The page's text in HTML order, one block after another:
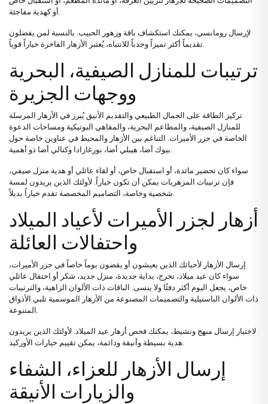
لإرسال رومانسي، يمكنك استكشاف باقة وزهور الحبيب . بالنسبة لمن يفضلون
تقديماً أكثر تميزاً وجذباً للانتباه، يُعتبر الأزهار الفاخرة
ترتيبات للمنازل الصيفية، البحرية
ووجهات الجزيرة
تركيز الطاقة على الجمال الطبيعي والتقديم الأنيق يُبرز في الأزهار المرسلة
للمنازل الصيفية، والمطاعم البحرية، والمقاهي البوتيكية ومساحات الدعوة
الخاصة في جزر الأميرات. التناغم بين الأزهار والمحيط في عناوين خاصة حول
سواء كان تحضير مائدة، أو استقبال خاص، أو لقاء عائلي أو هدية منزل صيفي،
فإن ترتيبات المزهريات يمكن أن تكون خياراً. لأولئك الذين يريدون لمسة
شخصية وخاصة، التصاميم المخصصة
أزهار لجزر الأميرات لأعياد الميلاد
واحتفالات العائلة
إرسال الأزهار لأحبائك الذين يعيشون أو يقضون يوماً خاصاً في جزر الأميرات،
سواء كان عيد ميلاد، تخرج، بداية جديدة، منزل جديد، شكر أو احتفال عائلي
خاص، يجعل اليوم أكثر دفئًا ولا ينسى. الباقات ذات الألوان الزاهية، والترتيبات
ذات الألوان الباستيلية والتصميمات المصنوعة من الأزهار الموسمية تلبي الأذواق
لاختيار إرسال مبهج ونشيط، يمكنك فحص أزهار عيد الميلاد . لأولئك الذين يريدون
هدية بسيطة وأنيقة ودائمة، يمكن تقييم خيارات الأوركيد
إرسال الأزهار للعزاء، الشفاء
والزيارات الأنيقة